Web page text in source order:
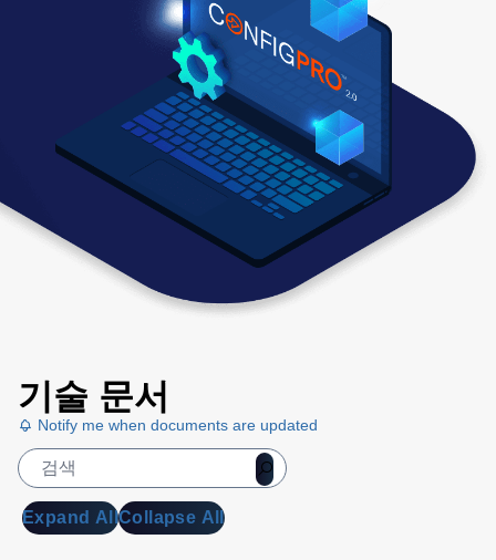
기술 문서
Notify me when documents are updated
Expand AllCollapse All